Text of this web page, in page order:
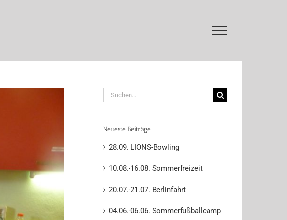
Suche
nach:
Neueste Beiträge
28.09. LIONS-Bowling
10.08.-16.08. Sommerfreizeit
20.07.-21.07. Berlinfahrt
04.06.-06.06. Sommerfußballcamp